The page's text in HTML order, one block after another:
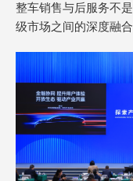
整车销售与后服务不
级市场之间的深度融合